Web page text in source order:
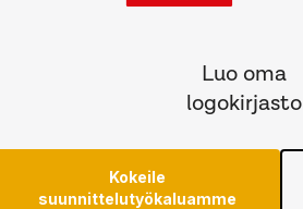
Luo oma
logokirjasto
Kokeile
suunnittelutyökaluamme